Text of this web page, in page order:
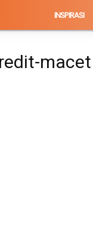
INSPIRASI
macet